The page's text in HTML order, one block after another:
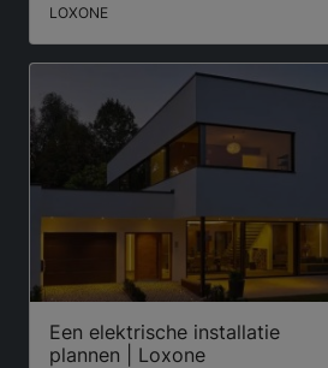
LOXONE
Een elektrische installatie
plannen | Loxone